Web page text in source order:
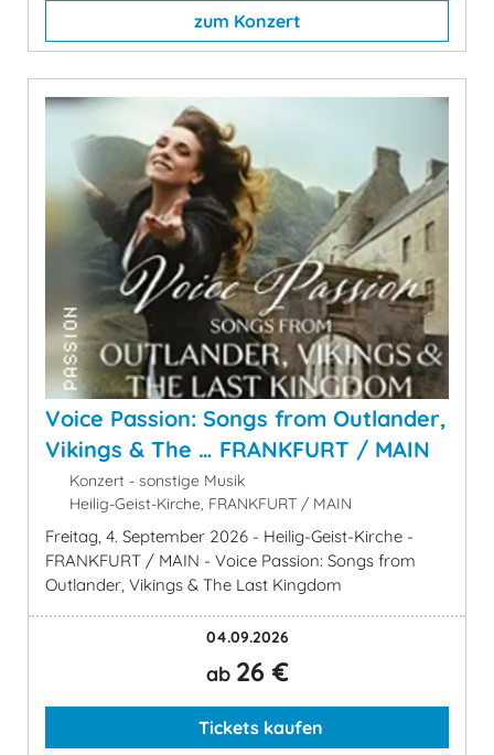
zum Konzert
Voice Passion: Songs from Outlander,
Vikings & The … FRANKFURT / MAIN
Konzert - sonstige Musik
Heilig-Geist-Kirche, FRANKFURT / MAIN
Freitag, 4. September 2026 - Heilig-Geist-Kirche -
FRANKFURT / MAIN - Voice Passion: Songs from
Outlander, Vikings & The Last Kingdom
04.09.2026
ab 26 €
Tickets kaufen